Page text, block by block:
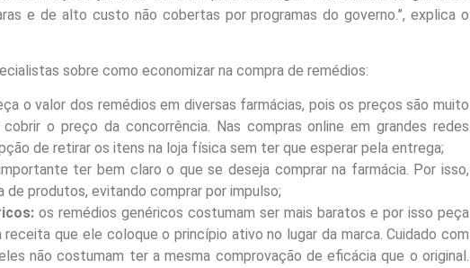
e de alto custo não cobertas por programas do governo.”, explica o
sobre como economizar na compra de remédios:
o valor dos remédios em diversas farmácias, pois os preços são muito
o preço da concorrência. Nas compras online em grandes redes
de retirar os itens na loja física sem ter que esperar pela entrega;
ter bem claro o que se deseja comprar na farmácia. Por isso,
de produtos, evitando comprar por impulso;
os remédios genéricos costumam ser mais baratos e por isso peça
que ele coloque o princípio ativo no lugar da marca. Cuidado com
não costumam ter a mesma comprovação de eficácia que o original.